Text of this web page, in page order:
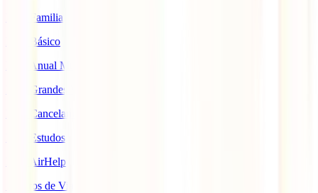
IATI Familia
IATI Básico
IATI Anual Multiviagem
IATI Grandes Viajantes
IATI Cancelamento Premium
IATI Estudos
IATI AirHelp
Seguros de Viagem